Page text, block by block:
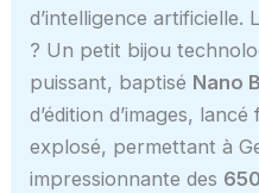
d’intelligence artificielle.
? Un petit bijou
puissant, baptisé Nano
d’édition d’images,
explosé, permettant à
impressionnante des